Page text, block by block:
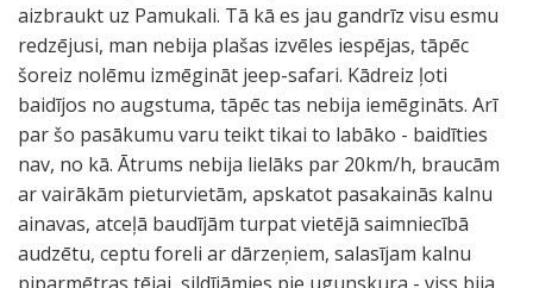
aizbraukt uz Pamukali. Tā kā es jau gandrīz visu esmu
redzējusi, man nebija plašas izvēles iespējas, tāpēc
šoreiz nolēmu izmēgināt jeep-safari. Kādreiz ļoti
baidījos no augstuma, tāpēc tas nebija iemēgināts. Arī
par šo pasākumu varu teikt tikai to labāko - baidīties
nav, no kā. Ātrums nebija lielāks par 20km/h, braucām
ar vairākām pieturvietām, apskatot pasakainās kalnu
ainavas, atceļā baudījām turpat vietējā saimniecībā
audzētu, ceptu foreli ar dārzeņiem, salasījam kalnu